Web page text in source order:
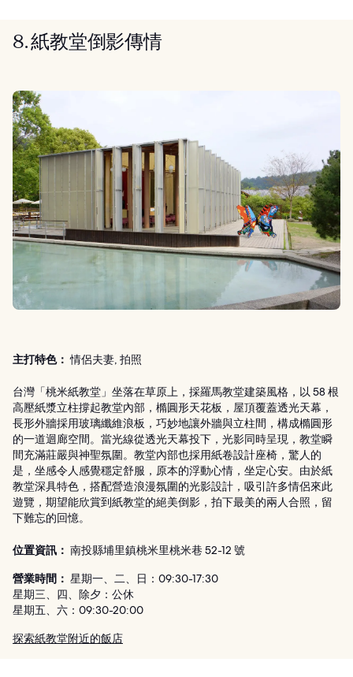
8. 紙教堂倒影傳情
主打特色： 情侶夫妻, 拍照
台灣「桃米紙教堂」坐落在草原上，採羅馬教堂建築風格，以 58 根
高壓紙漿立柱撐起教堂內部，橢圓形天花板，屋頂覆蓋透光天幕，
長形外牆採用玻璃纖維浪板，巧妙地讓外牆與立柱間，構成橢圓形
的一道迴廊空間。當光線從透光天幕投下，光影同時呈現，教堂瞬
間充滿莊嚴與神聖氛圍。教堂內部也採用紙卷設計座椅，驚人的
是，坐感令人感覺穩定舒服，原本的浮動心情，坐定心安。由於紙
教堂深具特色，搭配營造浪漫氛圍的光影設計，吸引許多情侶來此
遊覽，期望能欣賞到紙教堂的絕美倒影，拍下最美的兩人合照，留
下難忘的回憶。
位置資訊： 南投縣埔里鎮桃米里桃米巷 52-12 號
營業時間： 星期一、二、日：09:30-17:30
星期三、四、除夕：公休
星期五、六：09:30-20:00
探索紙教堂附近的飯店